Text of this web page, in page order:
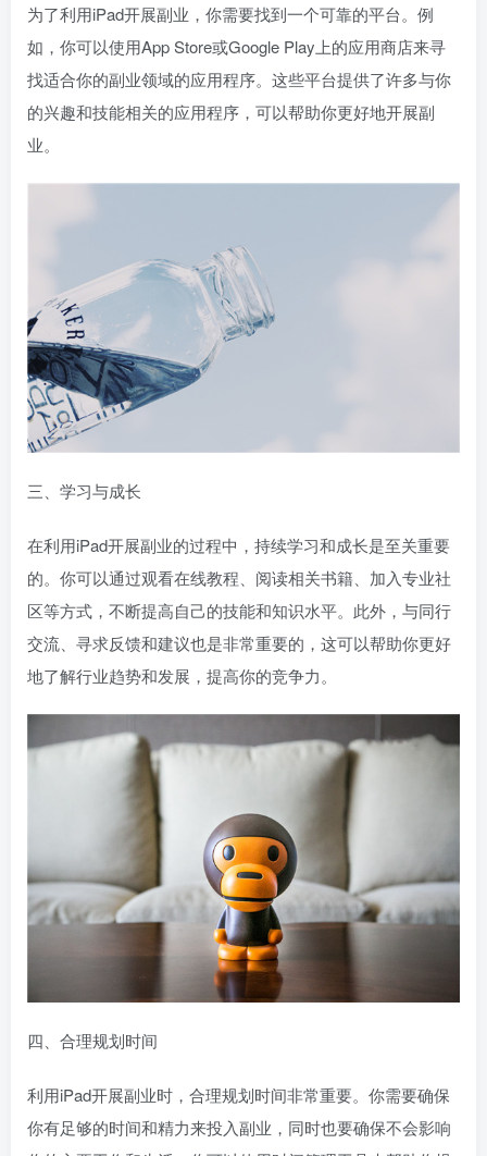
为了利用iPad开展副业，你需要找到一个可靠的平台。例
如，你可以使用App Store或Google Play上的应用商店来寻
找适合你的副业领域的应用程序。这些平台提供了许多与你
的兴趣和技能相关的应用程序，可以帮助你更好地开展副
业。
三、学习与成长
在利用iPad开展副业的过程中，持续学习和成长是至关重要
的。你可以通过观看在线教程、阅读相关书籍、加入专业社
区等方式，不断提高自己的技能和知识水平。此外，与同行
交流、寻求反馈和建议也是非常重要的，这可以帮助你更好
地了解行业趋势和发展，提高你的竞争力。
四、合理规划时间
利用iPad开展副业时，合理规划时间非常重要。你需要确保
你有足够的时间和精力来投入副业，同时也要确保不会影响